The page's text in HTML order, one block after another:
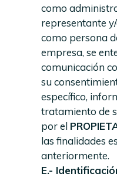
como
representante
como persona
empresa, se
comunicación
su
específico,
tratamiento de
por el
las finalidades
anteriormente.
E.-